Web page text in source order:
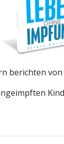
berichten von